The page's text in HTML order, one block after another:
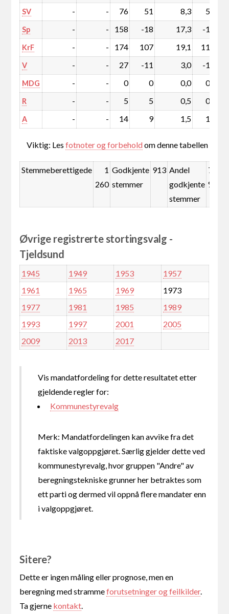
SV - - 76 51 8,3 5,6
Sp - - 158 -18 17,3 -1,9
KrF - - 174 107 19,1 11,8
V - - 27 -11 3,0 -1,2
MDG - - 0 0 0,0 0,0
R - - 5 5 0,5 0,5
A - - 14 9 1,5 1,0
Viktig: Lesfotnoter og forbeholdom denne tabellen
Stemmeberettigede
1
260
Godkjente
stemmer
913 Andel
godkjente
stemmer
72,5
%
Øvrige registrerte stortingsvalg -
Tjeldsund
1945 1949 1953
1957
1961
1965 1969
1973
1977
1981 1985
1989
1993
1997 2001
2005
2009
2013 2017
Vis mandatfordeling for dette resultatet etter
gjeldende regler for:
Kommunestyrevalg
Merk: Mandatfordelingen kan avvike fra det
faktiske valgoppgjøret. Særlig gjelder dette ved
kommunestyrevalg, hvor gruppen "Andre" av
beregningstekniske grunner her betraktes som
ett parti og dermed vil oppnå flere mandater enn
i valgoppgjøret.
Sitere?
Dette er ingen måling eller prognose, men en
beregning med strammeforutsetninger og feilkilder.
Ta gjerne kontakt.